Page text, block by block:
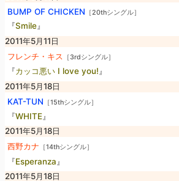
BUMP OF CHICKEN
［20thシングル］
『Smile』
2011年5月11日
フレンチ・キス
［3rdシングル］
『カッコ悪い I love you!』
2011年5月18日
KAT-TUN
［15thシングル］
『WHITE』
2011年5月18日
西野カナ
［14thシングル］
『Esperanza 』
2011年5月18日